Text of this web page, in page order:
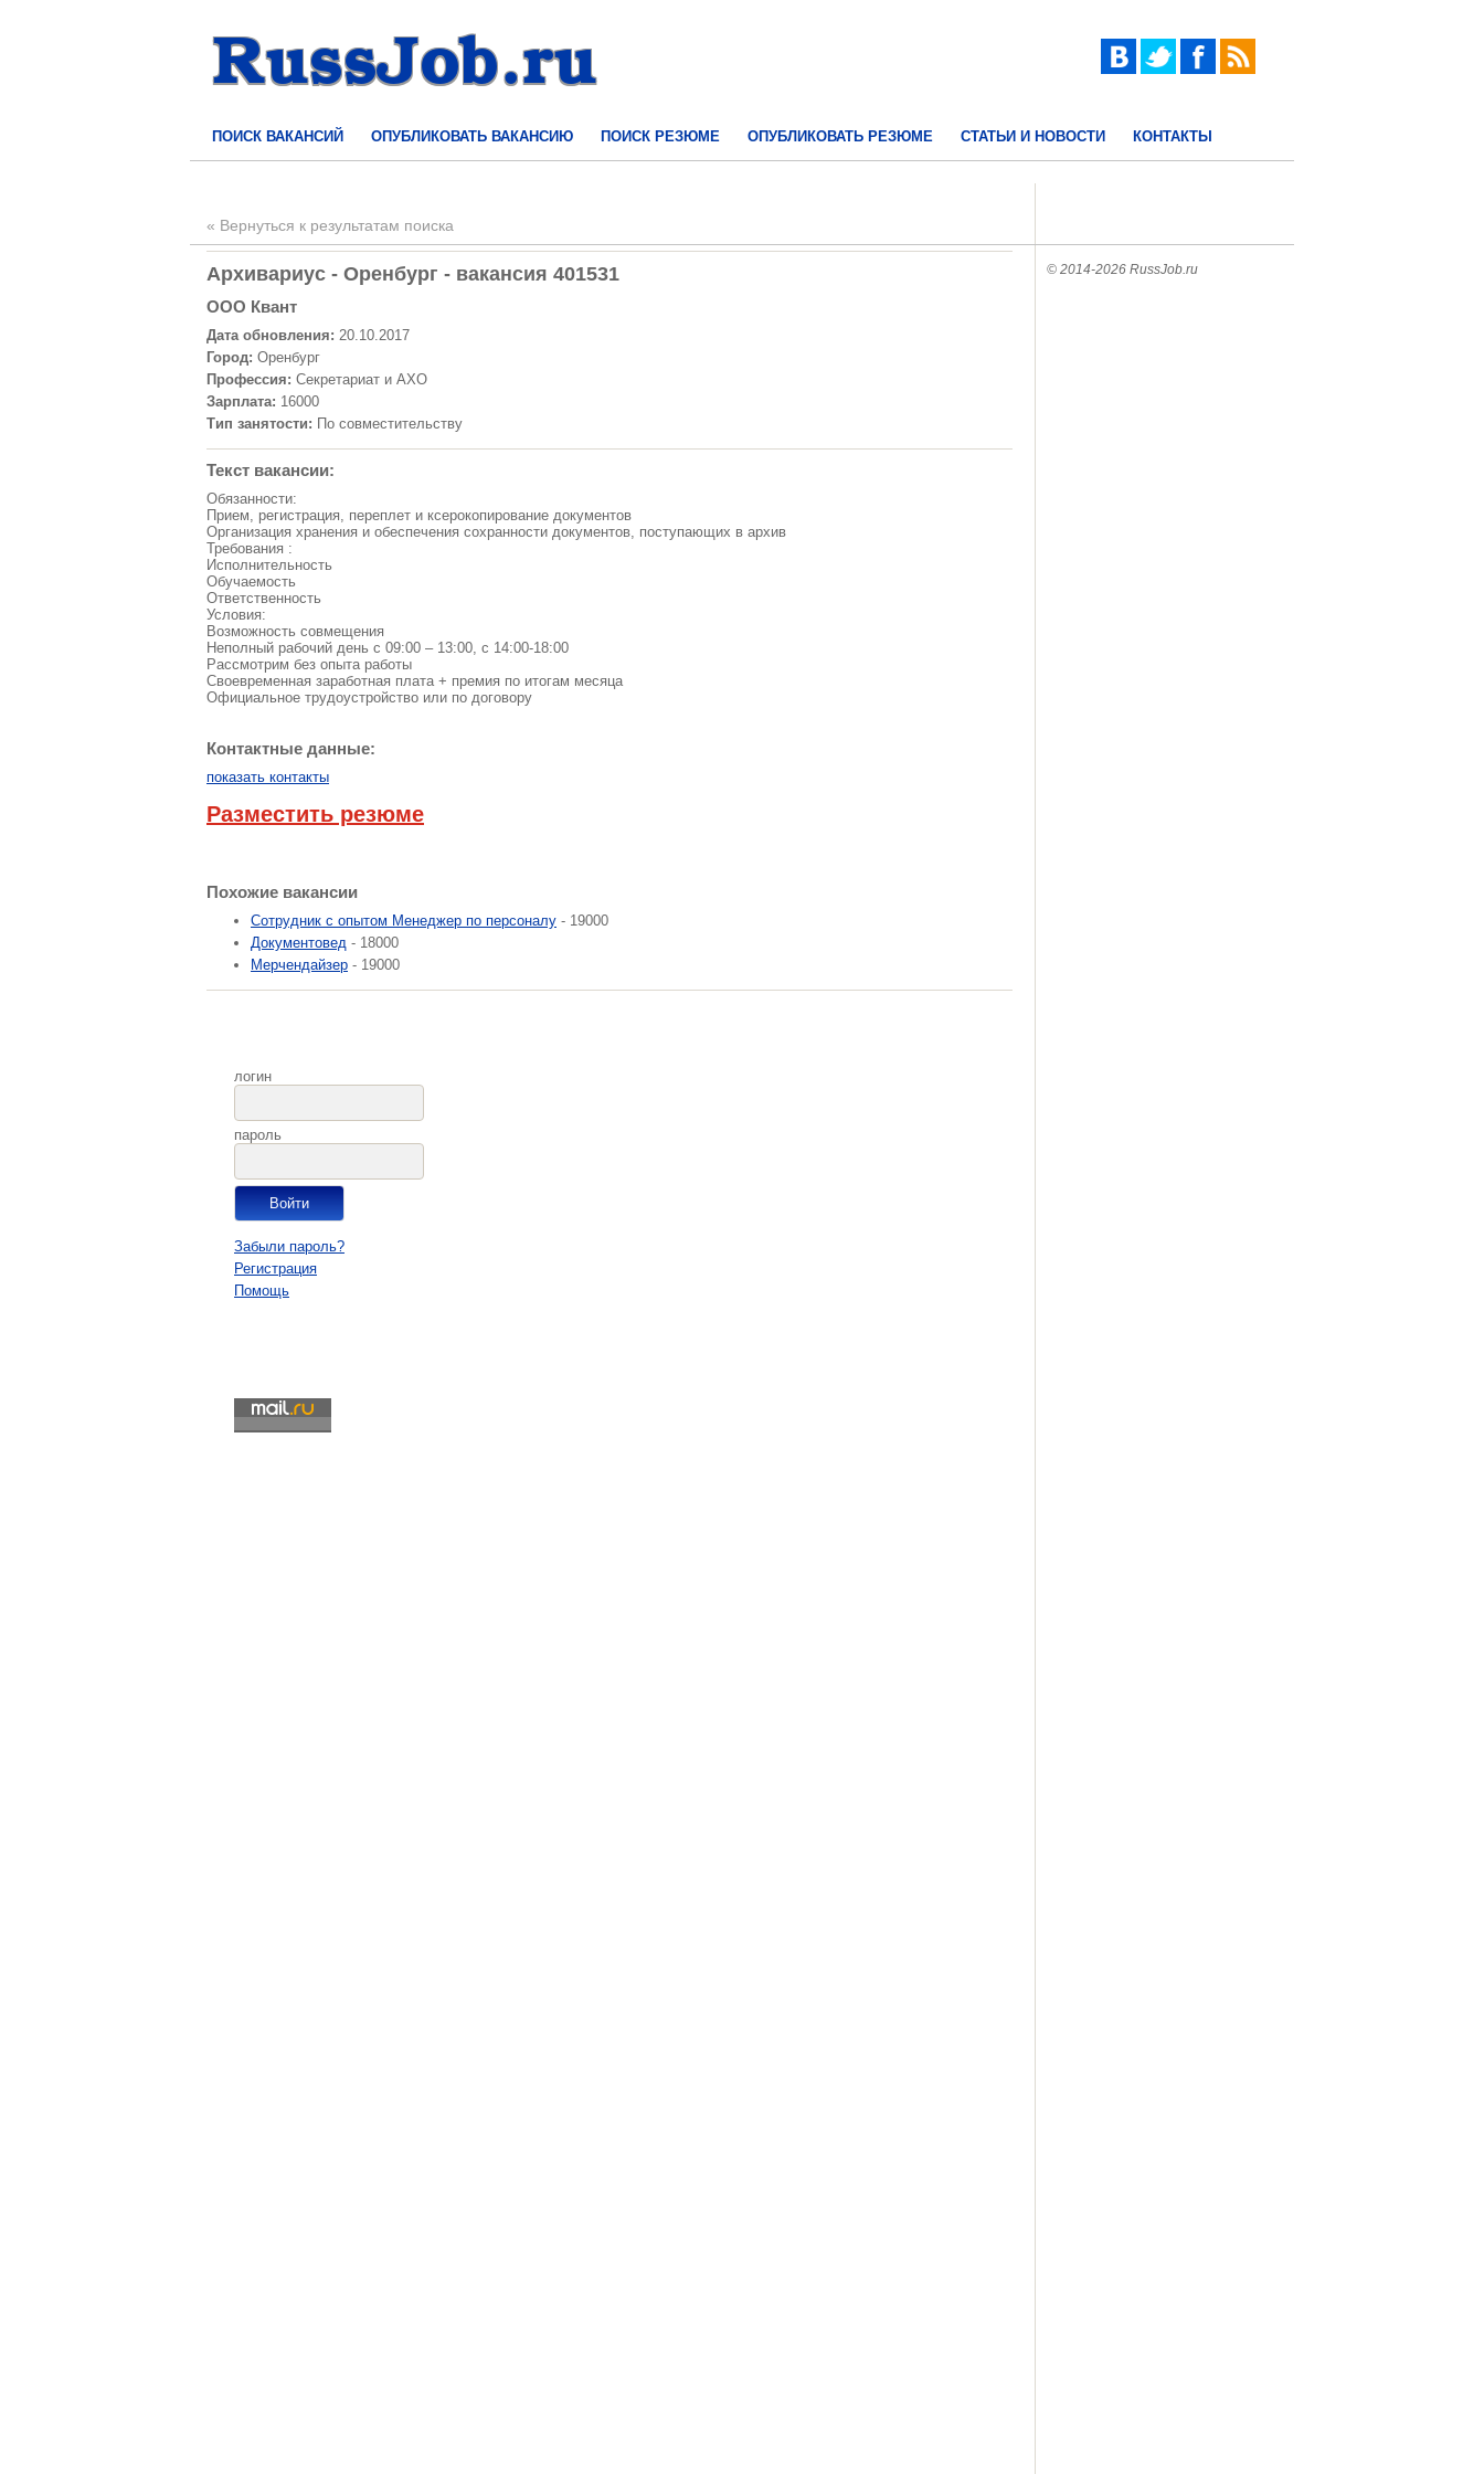
ПОИСК ВАКАНСИЙ ОПУБЛИКОВАТЬ ВАКАНСИЮ ПОИСК РЕЗЮМЕ ОПУБЛИКОВАТЬ РЕЗЮМЕ СТАТЬИ И НОВОСТИ КОНТАКТЫ
« Вернуться к результатам поиска
Архивариус - Оренбург - вакансия 401531
ООО Квант
Дата обновления: 20.10.2017
Город: Оренбург
Профессия: Секретариат и АХО
Зарплата: 16000
Тип занятости: По совместительству
Текст вакансии:
Обязанности:
Прием, регистрация, переплет и ксерокопирование документов
Организация хранения и обеспечения сохранности документов, поступающих в архив
Требования :
Исполнительность
Обучаемость
Ответственность
Условия:
Возможность совмещения
Неполный рабочий день с 09:00 – 13:00, с 14:00-18:00
Рассмотрим без опыта работы
Своевременная заработная плата + премия по итогам месяца
Официальное трудоустройство или по договору
Контактные данные:
показать контакты
Разместить резюме
Похожие вакансии
Сотрудник с опытом Менеджер по персоналу - 19000
Документовед - 18000
Мерчендайзер - 19000
логин
пароль
Забыли пароль?
Регистрация
Помощь
© 2014-2026 RussJob.ru